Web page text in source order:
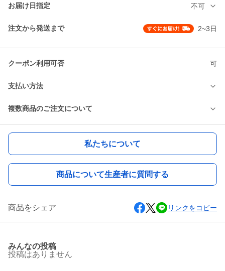
お届け日指定 不可
注文から発送まで 2~3日
クーポン利用可否 可
支払い方法
複数商品のご注文について
私たちについて
商品について生産者に質問する
商品をシェア リンクをコピー
みんなの投稿
投稿はありません